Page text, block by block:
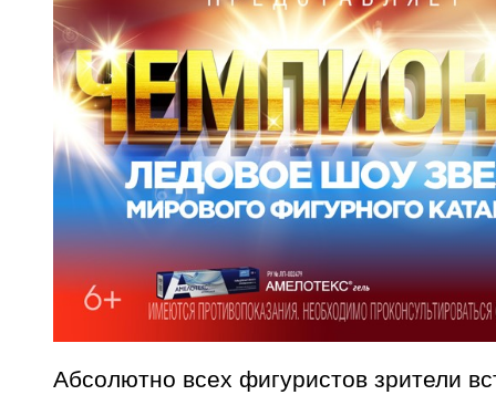
Абсолютно всех фигуристов зрители